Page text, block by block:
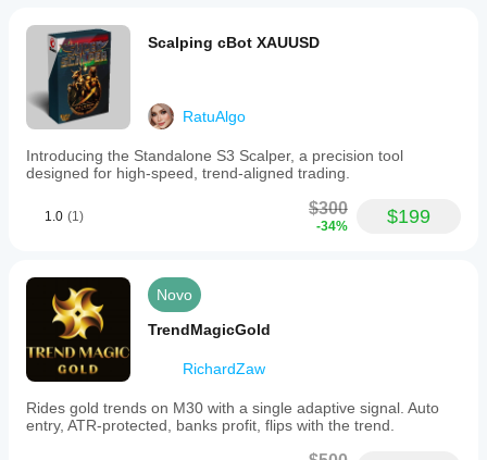
Scalping cBot XAUUSD
RatuAlgo
Introducing the Standalone S3 Scalper, a precision tool
designed for high-speed, trend-aligned trading.
1.0 (1) $300
-34% $199
Novo
TrendMagicGold
RichardZaw
Rides gold trends on M30 with a single adaptive signal. Auto
entry, ATR-protected, banks profit, flips with the trend.